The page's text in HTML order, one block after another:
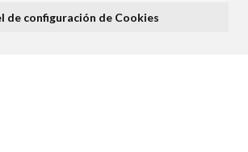
guardarán las cookies técnicas
de configuración de Cookies